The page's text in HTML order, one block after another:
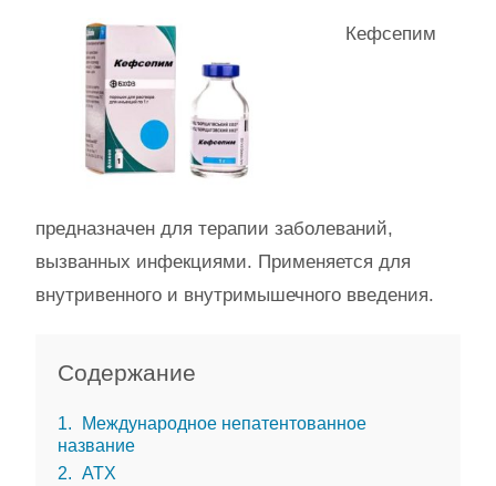
Кефсепим
предназначен для терапии заболеваний,
вызванных инфекциями. Применяется для
внутривенного и внутримышечного введения.
Содержание
1
Международное непатентованное
название
2
АТХ